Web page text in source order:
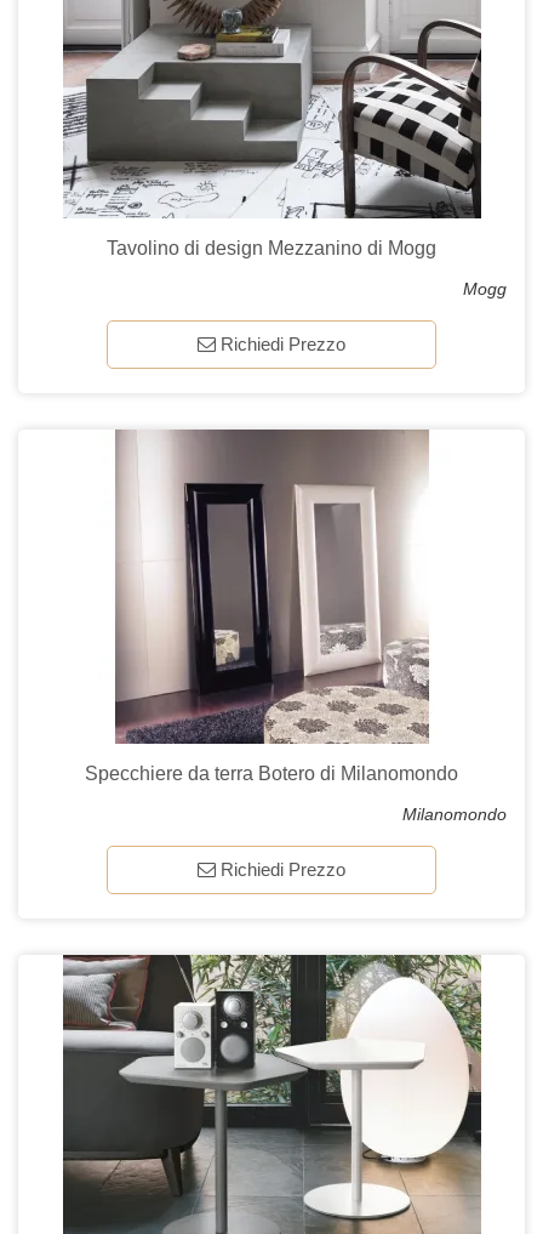
Tavolino di design Mezzanino di Mogg
Mogg
Richiedi Prezzo
Specchiere da terra Botero di Milanomondo
Milanomondo
Richiedi Prezzo